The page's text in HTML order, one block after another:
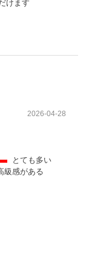
けます
2026-04-28
とても多い
級感がある